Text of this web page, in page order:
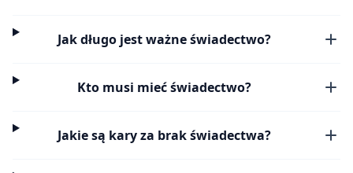
Jak długo jest ważne świadectwo?
Kto musi mieć świadectwo?
Jakie są kary za brak świadectwa?